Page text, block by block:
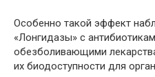
Особенно такой эффект
«Лонгидазы» с
обезболивающими
их биодоступности для